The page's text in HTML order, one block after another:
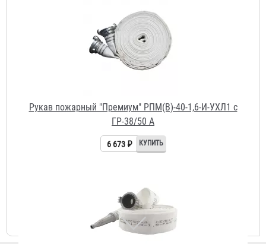
Рукав пожарный "Селект" РПМ(В)-50-1,6-УХЛ1 с ГР-50 А/
П и РС-50.01А